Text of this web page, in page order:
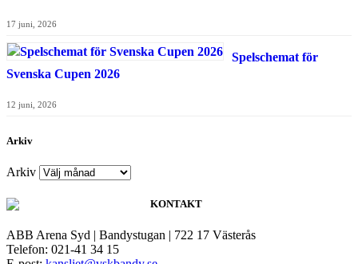
17 juni, 2026
Spelschemat för
Svenska Cupen 2026
12 juni, 2026
Arkiv
Arkiv
KONTAKT
ABB Arena Syd | Bandystugan | 722 17 Västerås
Telefon: 021-41 34 15